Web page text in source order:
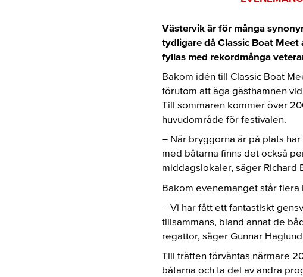
Västervik är för många
tydligare då Classic Boat
fyllas med rekordmånga
Bakom idén till Classic Boat
förutom att äga gästhamnen
Till sommaren kommer över
huvudområde för festivalen.
– När bryggorna är på plats
med båtarna finns det också
middagslokaler, säger Richard
Bakom evenemanget står flera
– Vi har fått ett fantastiskt
tillsammans, bland annat de
regattor, säger Gunnar
Till träffen förväntas närmare
båtarna och ta del av andra